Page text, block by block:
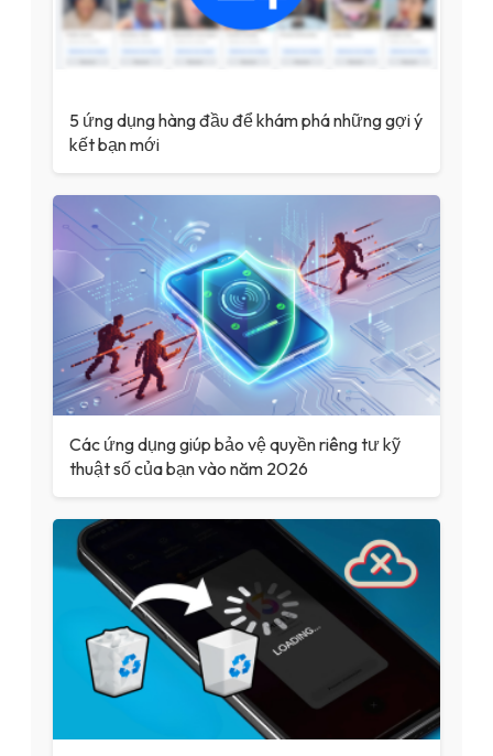
5 ứng dụng hàng đầu để khám phá những gợi ý
kết bạn mới
Các ứng dụng giúp bảo vệ quyền riêng tư kỹ
thuật số của bạn vào năm 2026